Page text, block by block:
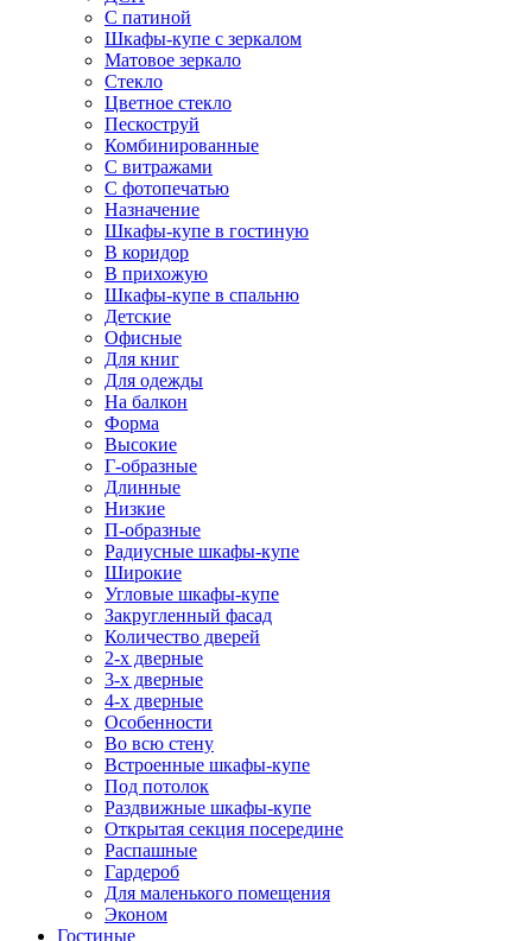
С патиной
Шкафы-купе с зеркалом
Матовое зеркало
Стекло
Цветное стекло
Пескоструй
Комбинированные
С витражами
С фотопечатью
Назначение
Шкафы-купе в гостиную
В коридор
В прихожую
Шкафы-купе в спальню
Детские
Офисные
Для книг
Для одежды
На балкон
Форма
Высокие
Г-образные
Длинные
Низкие
П-образные
Радиусные шкафы-купе
Широкие
Угловые шкафы-купе
Закругленный фасад
Количество дверей
2-х дверные
3-х дверные
4-х дверные
Особенности
Во всю стену
Встроенные шкафы-купе
Под потолок
Раздвижные шкафы-купе
Открытая секция посередине
Распашные
Гардероб
Для маленького помещения
Эконом
Гостиные